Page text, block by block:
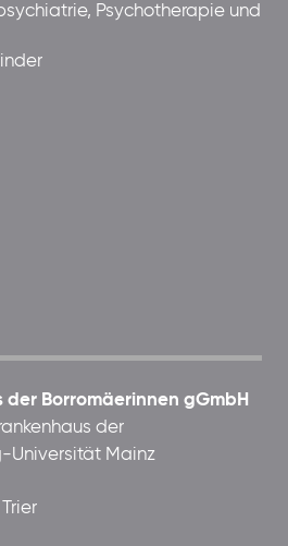
Psychotherapie und
der Borromäerinnen gGmbH
der
Universität Mainz